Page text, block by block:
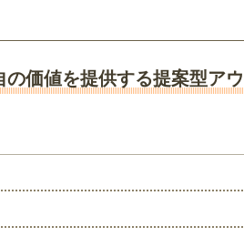
価値を提供する提案型ア